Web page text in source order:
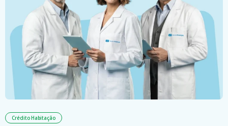
Crédito Habitação